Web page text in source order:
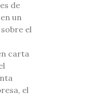
de
un
el
carta
el